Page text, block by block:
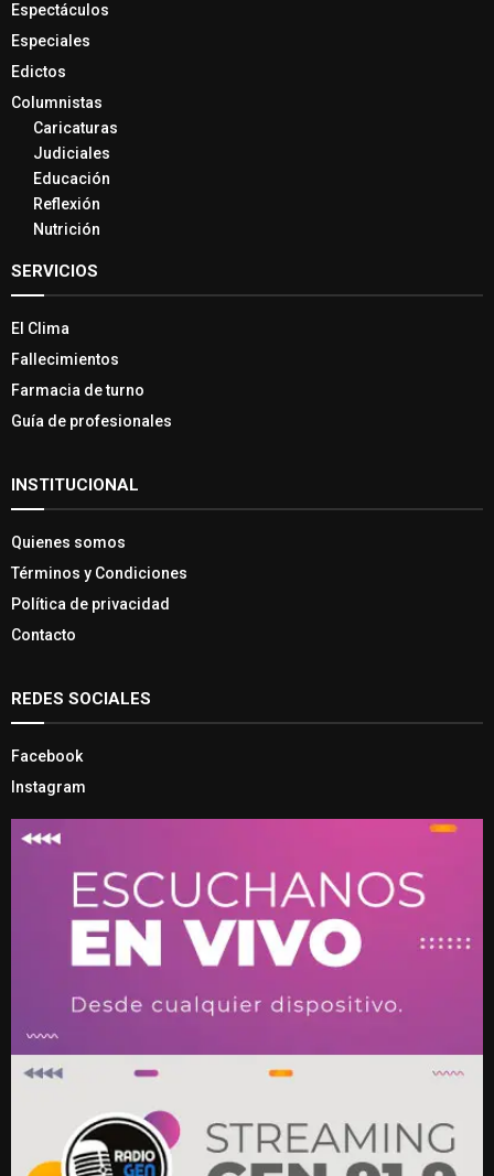
Espectáculos
Especiales
Edictos
Columnistas
Caricaturas
Judiciales
Educación
Reflexión
Nutrición
SERVICIOS
El Clima
Fallecimientos
Farmacia de turno
Guía de profesionales
INSTITUCIONAL
Quienes somos
Términos y Condiciones
Política de privacidad
Contacto
REDES SOCIALES
Facebook
Instagram